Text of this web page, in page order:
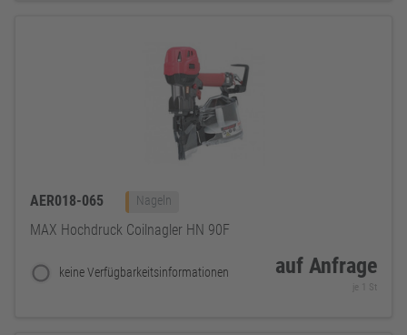
AER018-065 Nageln
MAX Hochdruck Coilnagler HN 90F
keine Verfügbarkeitsinformationen auf Anfrage
je 1 St